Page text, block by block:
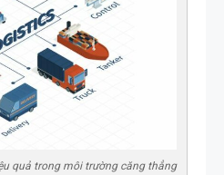
quả trong môi trường căng thẳng